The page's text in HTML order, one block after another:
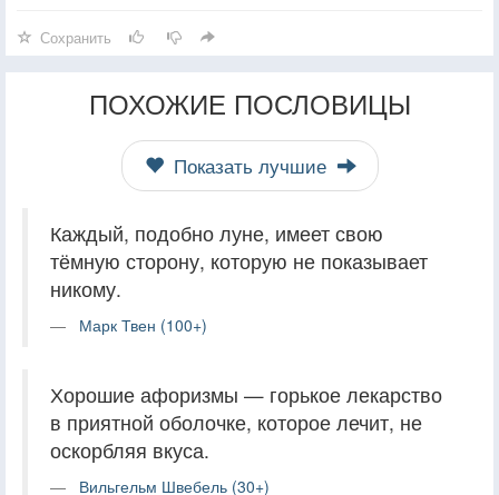
Сохранить
ПОХОЖИЕ ПОСЛОВИЦЫ
Показать лучшие
Каждый, подобно луне, имеет свою
тёмную сторону, которую не показывает
никому.
Марк Твен (100+)
Хорошие афоризмы — горькое лекарство
в приятной оболочке, которое лечит, не
оскорбляя вкуса.
Вильгельм Швебель (30+)